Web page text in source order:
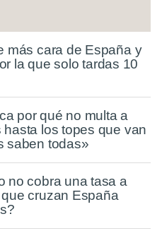
más cara de España y
la que solo tardas 10
por qué no multa a
los topes que van
saben todas»
no cobra una tasa a
cruzan España